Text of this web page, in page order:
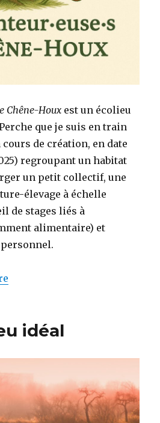
Chêne-Houx est un écolieu
que je suis en train
de création, en date
regroupant un habitat
un petit collectif, une
élevage à échelle
de stages liés à
alimentaire) et
idéal